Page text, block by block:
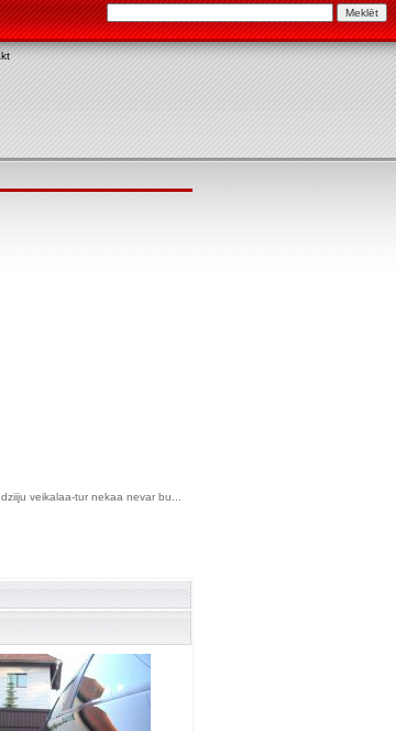
veikalaa-tur nekaa nevar bu...